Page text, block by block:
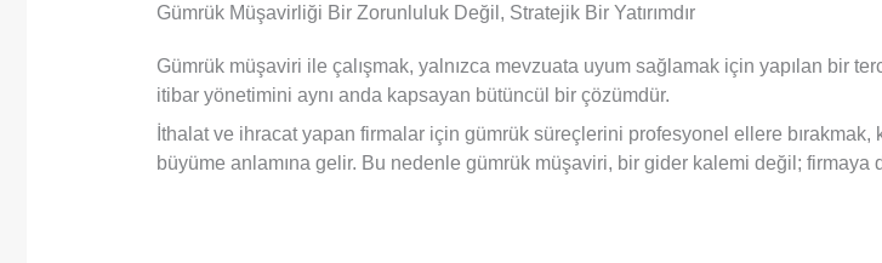
Gümrük Müşavirliği Bir Zorunluluk Değil, Stratejik Bir Yatırımdır
Gümrük müşaviri ile çalışmak, yalnızca mevzuata uyum sağlamak için yapılan bir
itibar yönetimini aynı anda kapsayan bütüncül bir çözümdür.
İthalat ve ihracat yapan firmalar için gümrük süreçlerini profesyonel ellere
büyüme anlamına gelir. Bu nedenle gümrük müşaviri, bir gider kalemi değil; firmaya